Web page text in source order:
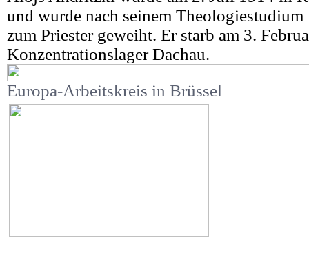
und wurde nach seinem
zum Priester geweiht. Er starb am 3.
Konzentrationslager Dachau.
Europa-Arbeitskreis in Brüssel